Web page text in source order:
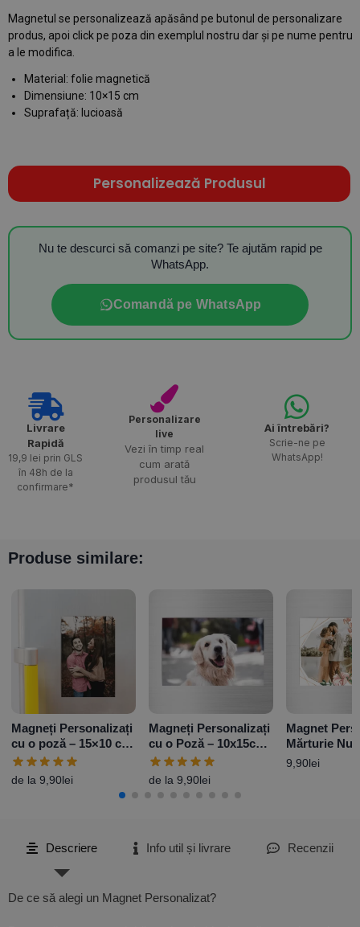
Magnetul se personalizează apăsând pe butonul de personalizare
produs, apoi click pe poza din exemplul nostru dar și pe nume pentru
a le modifica.
Material: folie magnetică
Dimensiune: 10×15 cm
Suprafață: lucioasă
Personalizează Produsul
Nu te descurci să comanzi pe site? Te ajutăm rapid pe
WhatsApp.
Comandă pe WhatsApp
Livrare
Rapidă​
19,9 lei prin GLS
în 48h de la
confirmare*
Personalizare
live
Vezi în timp real
cum arată
produsul tău
Ai întrebări?
Scrie-ne pe
WhatsApp!
Produse similare:
Magneți Personalizați
cu o poză – 15×10 cm
– Vertical
de la 9,90lei
Magneți Personalizați
cu o Poză – 10x15cm
– Orizontal
de la9,90lei
Magnet
Mărturie
Flowers –
9,90lei
Descriere Info util și livrare Recenzii
De ce să alegi un Magnet Personalizat?